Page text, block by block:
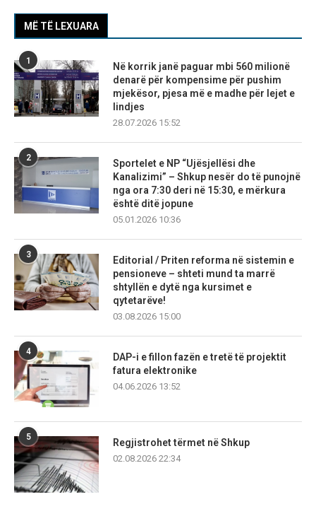
MË TË LEXUARA
1
Në korrik janë paguar mbi 560 milionë
denarë për kompensime për pushim
mjekësor, pjesa më e madhe për lejet e
lindjes
28.07.2026 15:52
2
Sportelet e NP “Ujësjellësi dhe
Kanalizimi” – Shkup nesër do të punojnë
nga ora 7:30 deri në 15:30, e mërkura
është ditë jopune
05.01.2026 10:36
3
Editorial / Priten reforma në sistemin e
pensioneve – shteti mund ta marrë
shtyllën e dytë nga kursimet e
qytetarëve!
03.08.2026 15:00
4
DAP-i e fillon fazën e tretë të projektit
fatura elektronike
04.06.2026 13:52
5
Regjistrohet tërmet në Shkup
02.08.2026 22:34